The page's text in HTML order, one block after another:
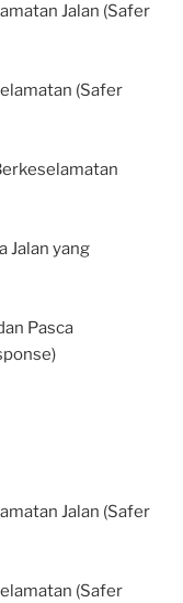
Jalan (Safer
(Safer
Jalan yang
Pasca
Jalan (Safer
(Safer